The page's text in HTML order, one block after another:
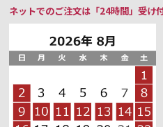
ネットでのご注文は「24時間」受け